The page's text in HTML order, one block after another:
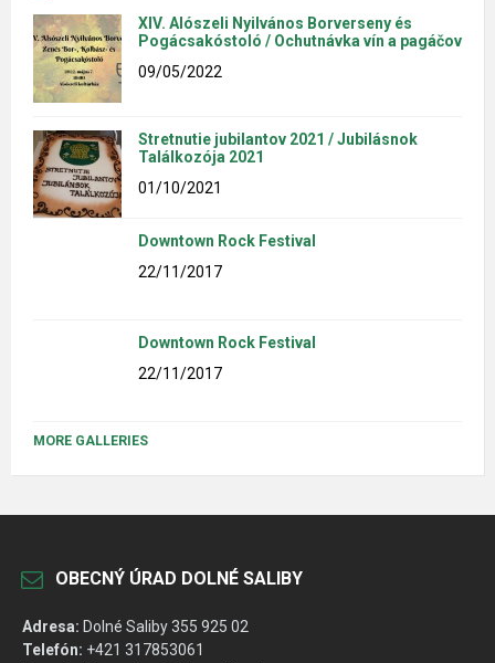
XIV. Alószeli Nyilvános Borverseny és
Pogácsakóstoló / Ochutnávka vín a pagáčov
09/05/2022
Stretnutie jubilantov 2021 / Jubilásnok
Találkozója 2021
01/10/2021
Downtown Rock Festival
22/11/2017
Downtown Rock Festival
22/11/2017
MORE GALLERIES
OBECNÝ ÚRAD DOLNÉ SALIBY
Adresa: Dolné Saliby 355 925 02
Telefón: +421 317853061